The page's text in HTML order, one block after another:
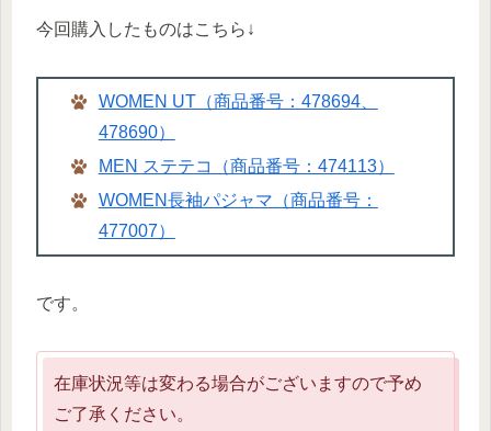
今回購入したものはこちら↓
WOMEN UT（商品番号：478694、
478690）
MEN ステテコ（商品番号：474113）
WOMEN長袖パジャマ（商品番号：
477007）
です。
在庫状況等は変わる場合がございますので予め
ご了承ください。